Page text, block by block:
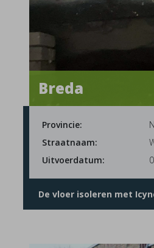
Breda
Provincie:
Straatnaam:
Uitvoerdatum:
De vloer isoleren met